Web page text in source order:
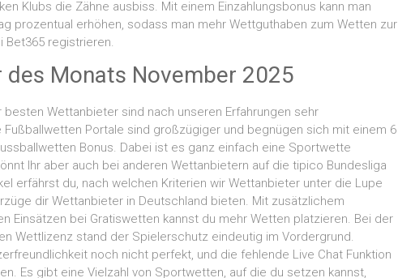
Klubs die Zähne ausbiss. Mit einem Einzahlungsbonus kann man
prozentual erhöhen, sodass man mehr Wettguthaben zum Wetten zur
Bet365 registrieren.
Monats November 2025
Wettanbieter sind nach unseren Erfahrungen sehr
Portale sind großzügiger und begnügen sich mit einem 6
Bonus. Dabei ist es ganz einfach eine Sportwette
Ihr aber auch bei anderen Wettanbietern auf die tipico Bundesliga
erfährst du, nach welchen Kriterien wir Wettanbieter unter die Lupe
dir Wettanbieter in Deutschland bieten. Mit zusätzlichem
Einsätzen bei Gratiswetten kannst du mehr Wetten platzieren. Bei der
Wettlizenz stand der Spielerschutz eindeutig im Vordergrund.
noch nicht perfekt, und die fehlende Live Chat Funktion
Es gibt eine Vielzahl von Sportwetten, auf die du setzen kannst,